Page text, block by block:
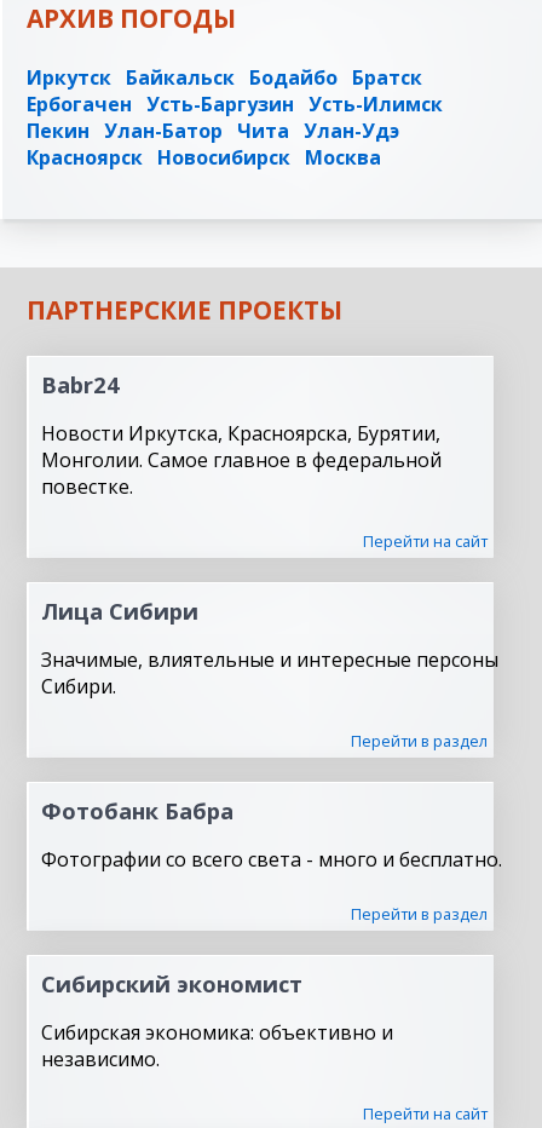
АРХИВ ПОГОДЫ
Иркутск Байкальск Бодайбо Братск
Ербогачен Усть-Баргузин Усть-Илимск
Пекин Улан-Батор Чита Улан-Удэ
Красноярск Новосибирск Москва
ПАРТНЕРСКИЕ ПРОЕКТЫ
Babr24
Новости Иркутска, Красноярска, Бурятии,
Монголии. Самое главное в федеральной
повестке.
Перейти на сайт
Лица Сибири
Значимые, влиятельные и интересные персоны
Сибири.
Перейти в раздел
Фотобанк Бабра
Фотографии со всего света - много и бесплатно.
Перейти в раздел
Сибирский экономист
Сибирская экономика: объективно и
независимо.
Перейти на сайт